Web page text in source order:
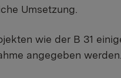
Umsetzung.
wie der B 31
angegeben werden.